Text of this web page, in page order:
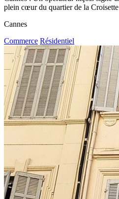
plein cœur du quartier de la Croisette
Cannes
Commerce Résidentiel